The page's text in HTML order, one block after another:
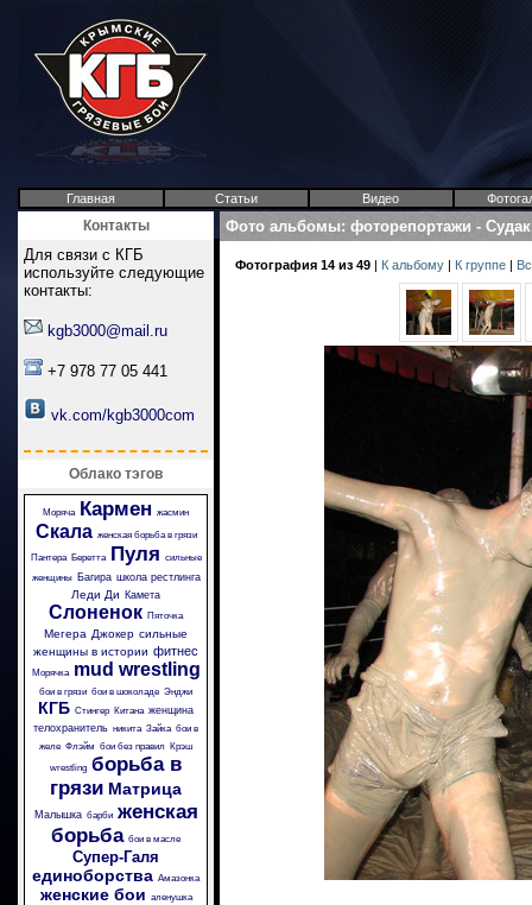
Главная Статьи Видео
Контакты
Для связи с КГБ
используйте следующие
контакты:
kgb3000@mail.ru
+7 978 77 05 441
vk.com/kgb3000com
Облако тэгов
Моряча Кармен жасмин
Скала женская борьба в грязи
Пантера Беретта Пуля сильные
женщины
Багира школа рестлинга
Леди Ди Камета
Слоненок Пяточка
Мегера Джокер сильные
женщины в истории фитнес
Морячка mud wrestling
бои в грязи бои в шоколаде Энджи
КГБ Стингер Китана женщина
телохранитель никита Зайка бои в
желе Флэйм бои без правил Крэш
wrestling борьба в
грязи Матрица
Малышка барби женская
борьба бои в масле
Супер-Галя
единоборства Амазонка
женские бои аленушка
Фото альбомы: фоторепортажи -
Фотография 14 из 49 | К альбому | К группе |